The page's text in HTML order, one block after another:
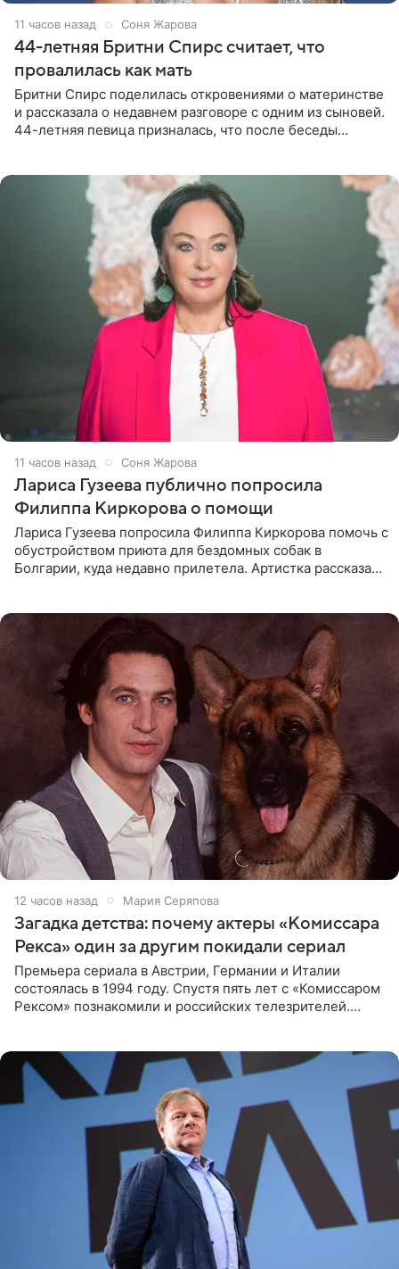
11 часов назад Соня Жарова
44-летняя Бритни Спирс считает, что
провалилась как мать
Бритни Спирс поделилась откровениями о материнстве
и рассказала о недавнем разговоре с одним из сыновей.
44-летняя певица призналась, что после беседы
11 часов назад Соня Жарова
Лариса Гузеева публично попросила
Филиппа Киркорова о помощи
Лариса Гузеева попросила Филиппа Киркорова помочь с
обустройством приюта для бездомных собак в
Болгарии, куда недавно прилетела. Артистка рассказала
12 часов назад Мария Серяпова
Загадка детства: почему актеры «Комиссара
Рекса» один за другим покидали сериал
Премьера сериала в Австрии, Германии и Италии
состоялась в 1994 году. Спустя пять лет с «Комиссаром
Рексом» познакомили и российских телезрителей.